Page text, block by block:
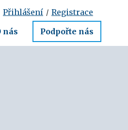
nás Podpořte nás
Přihlášení / Registrace